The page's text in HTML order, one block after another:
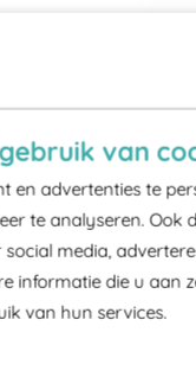
van
en advertenties te
te analyseren.
media,
informatie die u aan
van hun services.